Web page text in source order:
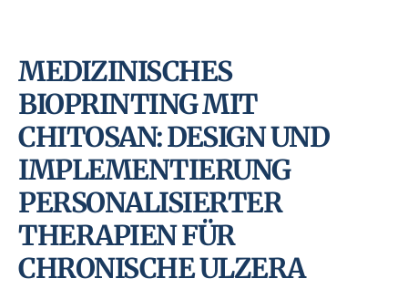
MEDIZINISCHES
BIOPRINTING MIT
CHITOSAN: DESIGN UND
IMPLEMENTIERUNG
PERSONALISIERTER
THERAPIEN FÜR
CHRONISCHE ULZERA